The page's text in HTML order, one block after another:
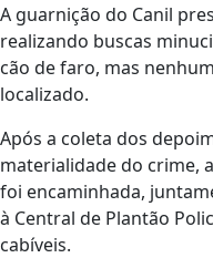
A guarnição do Canil
realizando buscas
cão de faro, mas
localizado.
Após a coleta dos
materialidade do crime,
foi encaminhada,
à Central de Plantão
cabíveis.